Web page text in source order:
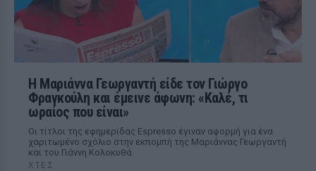
Η Μαριάννα Γεωργαντή είδε τον Γιώργο
Φραγκούλη και έμεινε άφωνη: «Καλέ, τι
ωραίος που είναι»
Οι τίτλοι της εφημερίδας Espresso έγιναν αφορμή για ένα
χαριτωμένο σχόλιο στην εκπομπή της Μαριάννας Γεωργαντή
και του Γιάννη Κολοκυθά
ΧΤΕΣ